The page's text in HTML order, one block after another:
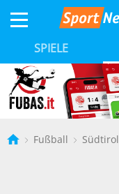
SPIELE
Fußball Südtirol